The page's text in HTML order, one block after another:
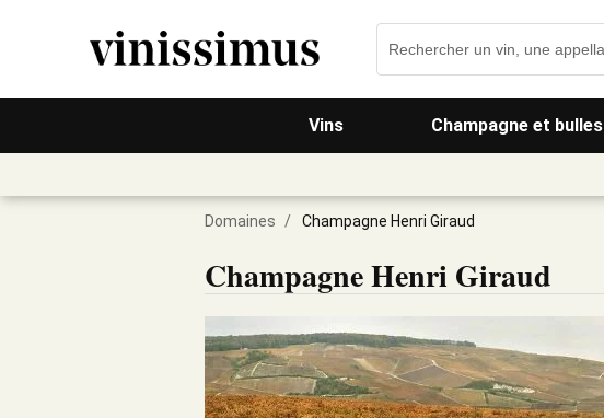
Vins Champagne et bulles
Domaines / Champagne Henri Giraud
Champagne Henri Giraud